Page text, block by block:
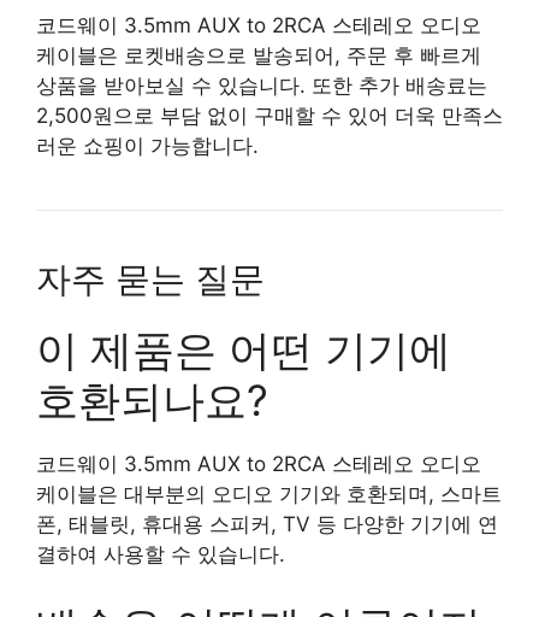
코드웨이 3.5mm AUX to 2RCA 스테레오 오디오
케이블은 로켓배송으로 발송되어, 주문 후 빠르게
상품을 받아보실 수 있습니다. 또한 추가 배송료는
2,500원으로 부담 없이 구매할 수 있어 더욱 만족스
러운 쇼핑이 가능합니다.
자주 묻는 질문
이 제품은 어떤 기기에
호환되나요?
코드웨이 3.5mm AUX to 2RCA 스테레오 오디오
케이블은 대부분의 오디오 기기와 호환되며, 스마트
폰, 태블릿, 휴대용 스피커, TV 등 다양한 기기에 연
결하여 사용할 수 있습니다.